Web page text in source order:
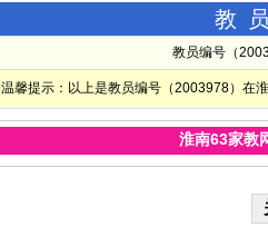
教
教员编号（
温馨提示：以上是教员编号（2003978）在
淮南63家教